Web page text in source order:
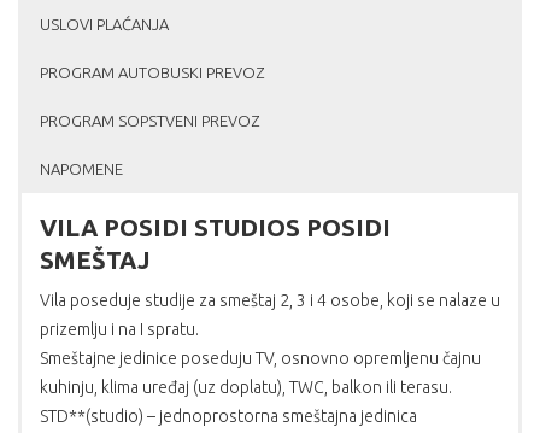
USLOVI PLAĆANJA
PROGRAM AUTOBUSKI PREVOZ
PROGRAM SOPSTVENI PREVOZ
NAPOMENE
VILA POSIDI STUDIOS POSIDI
SMEŠTAJ
Vila poseduje studije za smeštaj 2, 3 i 4 osobe, koji se nalaze u
prizemlju i na I spratu.
Smeštajne jedinice poseduju TV, osnovno opremljenu čajnu
kuhinju, klima uređaj (uz doplatu), TWC, balkon ili terasu.
STD**(studio) – jednoprostorna smeštajna jedinica